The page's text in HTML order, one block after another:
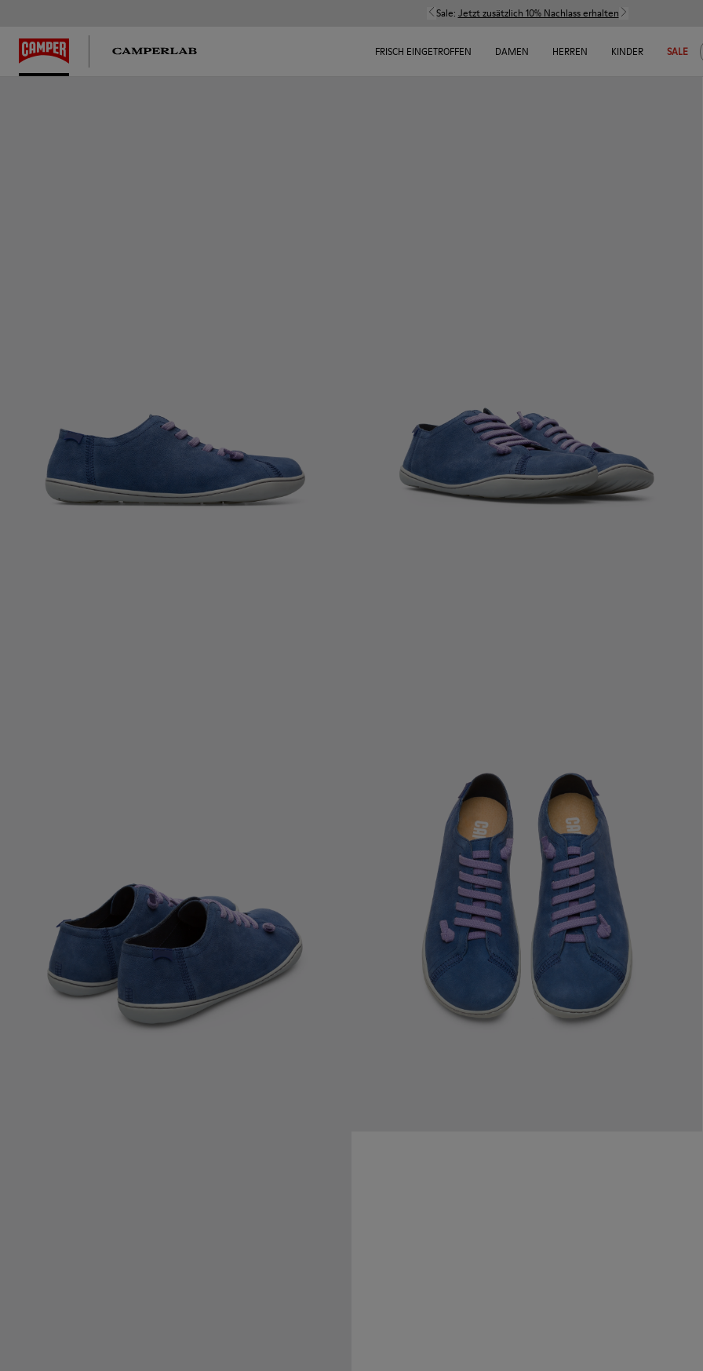
Sale: Jetzt zusätzlich 10% Nachlass erhalten
FRISCH EINGETROFFEN DAMEN HERREN KINDER SALE